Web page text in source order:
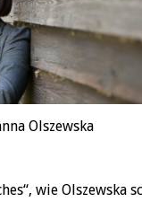
Olszewska
wie